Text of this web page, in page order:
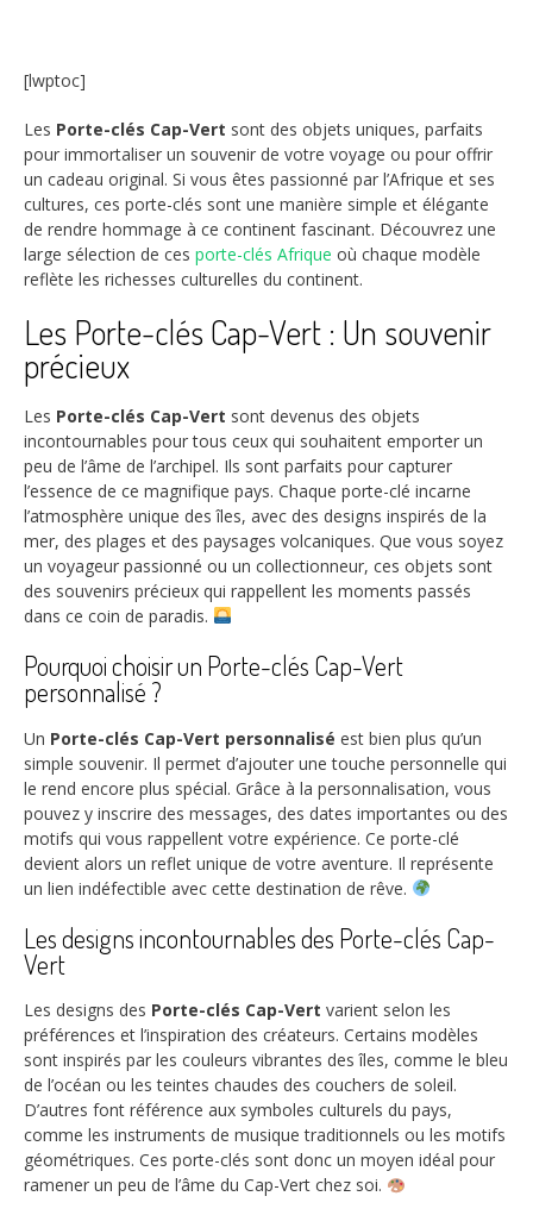
[lwptoc]
Les Porte-clés Cap-Vert sont des objets uniques, parfaits
pour immortaliser un souvenir de votre voyage ou pour offrir
un cadeau original. Si vous êtes passionné par l’Afrique et ses
cultures, ces porte-clés sont une manière simple et élégante
de rendre hommage à ce continent fascinant. Découvrez une
large sélection de ces porte-clés Afrique où chaque modèle
reflète les richesses culturelles du continent.
Les Porte-clés Cap-Vert : Un souvenir
précieux
Les Porte-clés Cap-Vert sont devenus des objets
incontournables pour tous ceux qui souhaitent emporter un
peu de l’âme de l’archipel. Ils sont parfaits pour capturer
l’essence de ce magnifique pays. Chaque porte-clé incarne
l’atmosphère unique des îles, avec des designs inspirés de la
mer, des plages et des paysages volcaniques. Que vous soyez
un voyageur passionné ou un collectionneur, ces objets sont
des souvenirs précieux qui rappellent les moments passés
dans ce coin de paradis.
Pourquoi choisir un Porte-clés Cap-Vert
personnalisé ?
Un Porte-clés Cap-Vert personnalisé est bien plus qu’un
simple souvenir. Il permet d’ajouter une touche personnelle qui
le rend encore plus spécial. Grâce à la personnalisation, vous
pouvez y inscrire des messages, des dates importantes ou des
motifs qui vous rappellent votre expérience. Ce porte-clé
devient alors un reflet unique de votre aventure. Il représente
un lien indéfectible avec cette destination de rêve.
Les designs incontournables des Porte-clés Cap-
Vert
Les designs des Porte-clés Cap-Vert varient selon les
préférences et l’inspiration des créateurs. Certains modèles
sont inspirés par les couleurs vibrantes des îles, comme le bleu
de l’océan ou les teintes chaudes des couchers de soleil.
D’autres font référence aux symboles culturels du pays,
comme les instruments de musique traditionnels ou les motifs
géométriques. Ces porte-clés sont donc un moyen idéal pour
ramener un peu de l’âme du Cap-Vert chez soi.